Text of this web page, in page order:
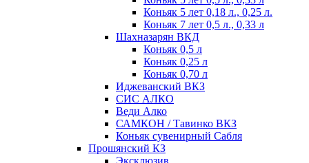
Коньяк 5 лет 0,18 л., 0,25 л.
Коньяк 7 лет 0,5 л., 0,33 л
Шахназарян ВКД
Коньяк 0,5 л
Коньяк 0,25 л
Коньяк 0,70 л
Иджеванский ВКЗ
СИС АЛКО
Веди Алко
САМКОН / Тавинко ВКЗ
Коньяк сувенирный Сабля
Прошянский КЗ
Эксклюзив